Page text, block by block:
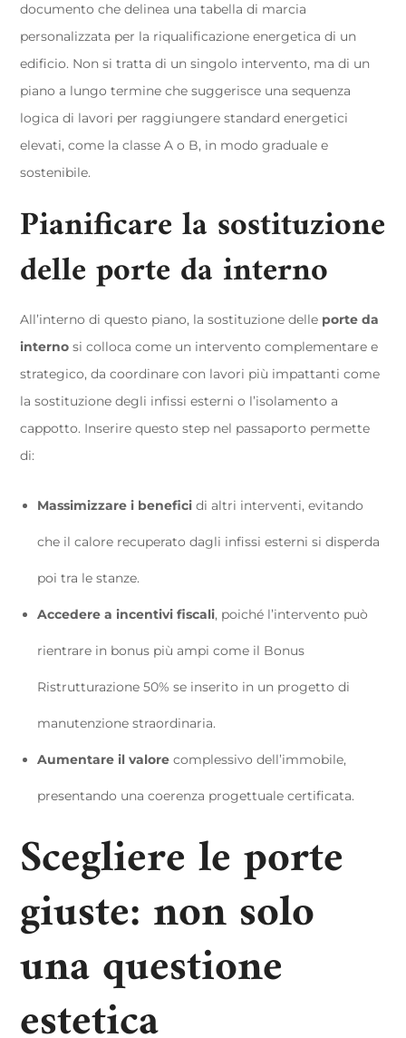
documento che delinea una tabella di marcia
personalizzata per la riqualificazione energetica di un
edificio. Non si tratta di un singolo intervento, ma di un
piano a lungo termine che suggerisce una sequenza
logica di lavori per raggiungere standard energetici
elevati, come la classe A o B, in modo graduale e
sostenibile.
Pianificare la sostituzione
delle porte da interno
All’interno di questo piano, la sostituzione delle porte da
interno si colloca come un intervento complementare e
strategico, da coordinare con lavori più impattanti come
la sostituzione degli infissi esterni o l’isolamento a
cappotto. Inserire questo step nel passaporto permette
di:
Massimizzare i beneficidi altri interventi, evitando
che il calore recuperato dagli infissi esterni si disperda
poi tra le stanze.
Accedere a incentivi fiscali, poiché l’intervento può
rientrare in bonus più ampi come il Bonus
Ristrutturazione 50% se inserito in un progetto di
manutenzione straordinaria.
Aumentare il valorecomplessivo dell’immobile,
presentando una coerenza progettuale certificata.
Scegliere le porte
giuste: non solo
una questione
estetica